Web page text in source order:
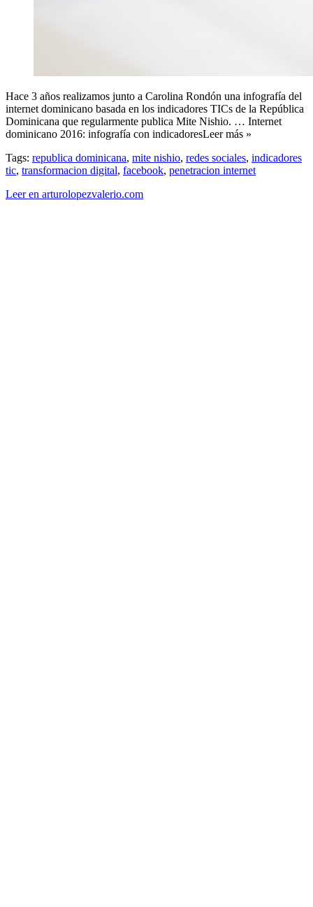
Hace 3 años realizamos junto a Carolina Rondón una infografía del
internet dominicano basada en los indicadores TICs de la República
Dominicana que regularmente publica Mite Nishio. … Internet
dominicano 2016: infografía con indicadoresLeer más »
Tags: republica dominicana, mite nishio, redes sociales, indicadores
tic, transformacion digital, facebook, penetracion internet
Leer en arturolopezvalerio.com